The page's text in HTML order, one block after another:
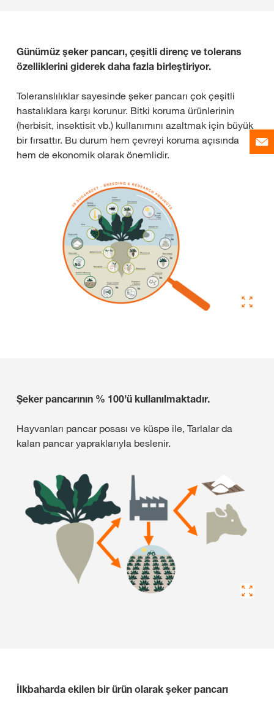
Günümüz şeker pancarı, çeşitli direnç ve tolerans
özelliklerini giderek daha fazla birleştiriyor.
Toleranslılıklar sayesinde şeker pancarı çok çeşitli
hastalıklara karşı korunur. Bitki koruma ürünlerinin
(herbisit, insektisit vb.) kullanımını azaltmak için büyük
bir fırsattır. Bu durum hem çevreyi koruma açısında
hem de ekonomik olarak önemlidir.
Şeker pancarının % 100’ü kullanılmaktadır.
Hayvanları pancar posası ve küspe ile, Tarlalar da
kalan pancar yapraklarıyla beslenir.
İlkbaharda ekilen bir ürün olarak şeker pancarı